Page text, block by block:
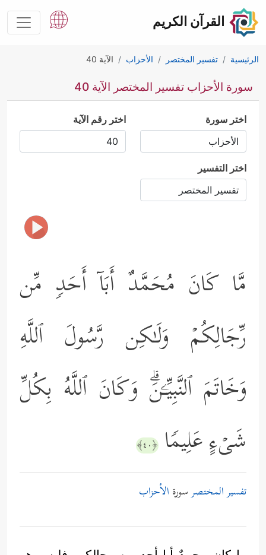
القرآن الكريم
الرئيسية تفسير المختصر الأحزاب الآية 40
سورة الأحزاب تفسير المختصر الآية 40
اختر سورة اختر رقم الآية
اختر التفسير
مَّا كَانَ مُحَمَّدٌ أَبَاۤ أَحَدࣲ مِّن
رِّجَالِكُمۡ وَلَـٰكِن رَّسُولَ ٱللَّهِ
وَخَاتَمَ ٱلنَّبِیِّـۧنَۗ وَكَانَ ٱللَّهُ بِكُلِّ
شَیۡءٍ عَلِیمࣰا ﴿٤٠﴾
تفسير المختصرسورة الأحزاب